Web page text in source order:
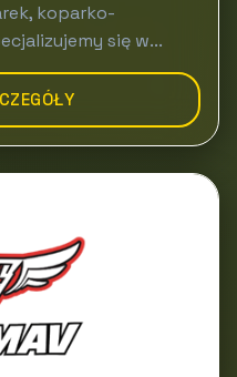
koparko-
się w...